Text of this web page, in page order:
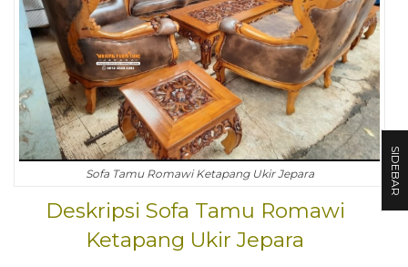
Sofa Tamu Romawi Ketapang Ukir Jepara
Deskripsi Sofa Tamu Romawi
Ketapang Ukir Jepara
SIDEBAR